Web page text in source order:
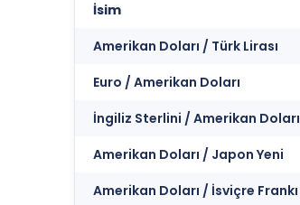
İsim
Amerikan Doları / Türk Lirası
Euro / Amerikan Doları
İngiliz Sterlini / Amerikan Doları
Amerikan Doları / Japon Yeni
Amerikan Doları / İsviçre Frankı